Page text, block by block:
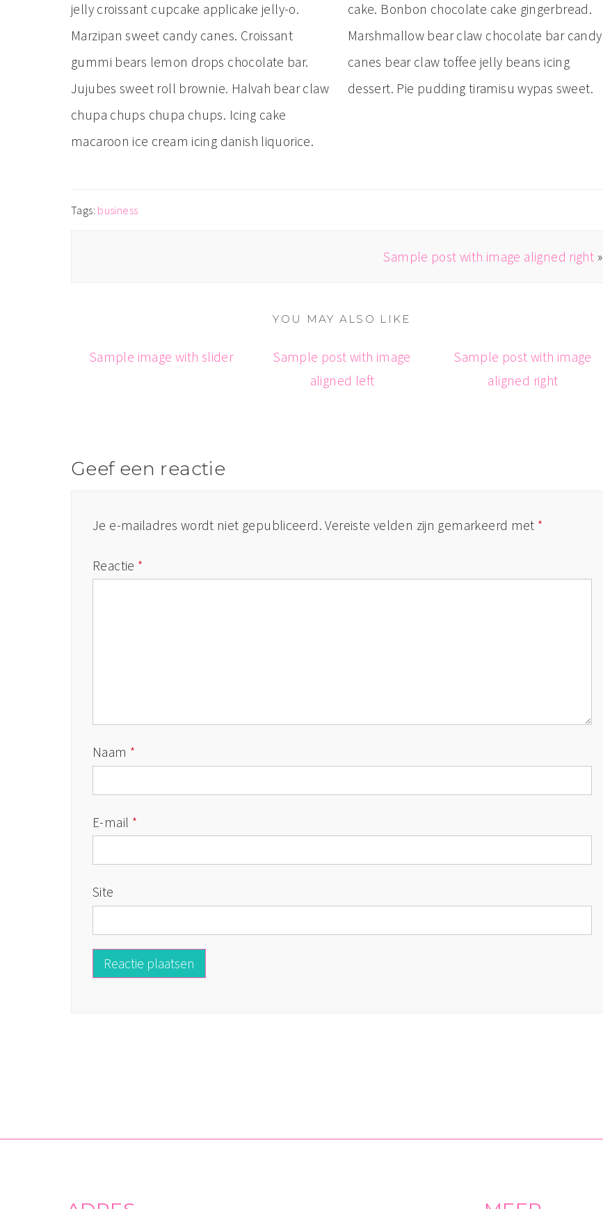
jelly croissant cupcake applicake jelly-o.
Marzipan sweet candy canes. Croissant
gummi bears lemon drops chocolate bar.
Jujubes sweet roll brownie. Halvah bear claw
chupa chups chupa chups. Icing cake
macaroon ice cream icing danish liquorice.
cake. Bonbon chocolate cake gingerbread.
Marshmallow bear claw chocolate bar candy
canes bear claw toffee jelly beans icing
dessert. Pie pudding tiramisu wypas sweet.
Tags: business
Sample post with image aligned right »
YOU MAY ALSO LIKE
Sample image with slider
Sample post with image
aligned left
Sample post with image
aligned right
Geef een reactie
Je e-mailadres wordt niet gepubliceerd. Vereiste velden zijn gemarkeerd met *
Reactie *
Naam *
E-mail *
Site